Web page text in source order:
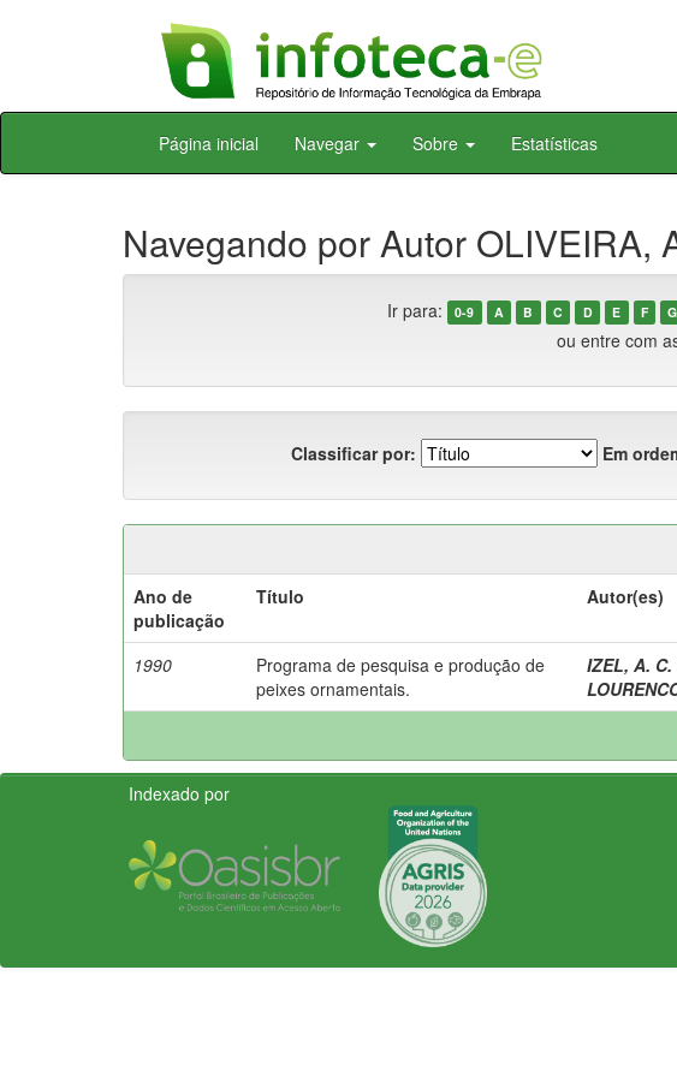
Skip
Página inicial Navegar Sobre Estatísticas
Navegando por Autor OLIVEIRA,
Ir para: 0-9 A B C D E F G
ou entre com
Classificar por: Em
Ano de
publicação
Título Autor(es)
1990
Programa de pesquisa e produção de
peixes ornamentais.
IZEL, A. C.
Indexado por